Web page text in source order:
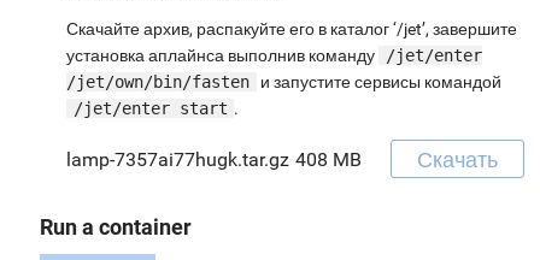
Скачайте архив, распакуйте его в каталог ‘/jet’, завершите
установка аплайнса выполнив команду
/jet/enter
/jet/own/bin/fasten
и запустите сервисы командой
/jet/enter start .
lamp-7357ai77hugk.tar.gz 408 MB Скачать
Run a container